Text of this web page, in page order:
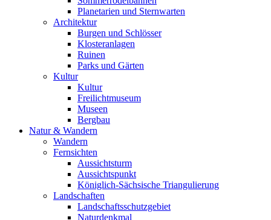
Planetarien und Sternwarten
Architektur
Burgen und Schlösser
Klosteranlagen
Ruinen
Parks und Gärten
Kultur
Kultur
Freilichtmuseum
Museen
Bergbau
Natur & Wandern
Wandern
Fernsichten
Aussichtsturm
Aussichtspunkt
Königlich-Sächsische Triangulierung
Landschaften
Landschaftsschutzgebiet
Naturdenkmal